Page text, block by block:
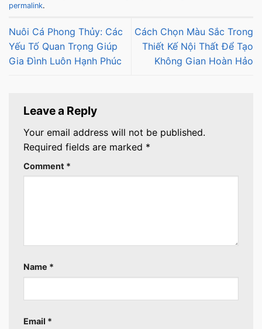
permalink.
Nuôi Cá Phong Thủy: Các
Yếu Tố Quan Trọng Giúp
Gia Đình Luôn Hạnh Phúc
Cách Chọn Màu Sắc Trong
Thiết Kế Nội Thất Để Tạo
Không Gian Hoàn Hảo
Leave a Reply
Your email address will not be published.
Required fields are marked *
Comment *
Name *
Email *